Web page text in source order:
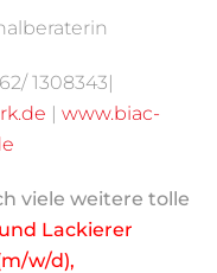
1308343|
| www.biac-
viele weitere tolle
Lackierer
w/d),